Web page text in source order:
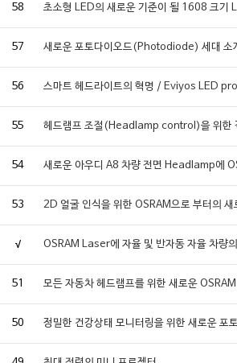
58 초소형 LED의 새로운 기준이 될 1608 크기
57 새로운 포토다이오드(Photodiode) 세대 소
56 스마트 헤드라이트의 혁명 / Eviyos LED
55 헤드램프 조절(Headlamp control)을 위한
54 새로운 아우디 A8 차량 전면 Headlamp에
53 2D 얼굴 인식을 위한 OSRAM으로 부터의
√ OSRAM Laser에 자율 및 반자동 자율 차량
51 모든 자동차 헤드램프를 위한 새로운
50 정밀한 건강상태 모니터링을 위한 새로운 포